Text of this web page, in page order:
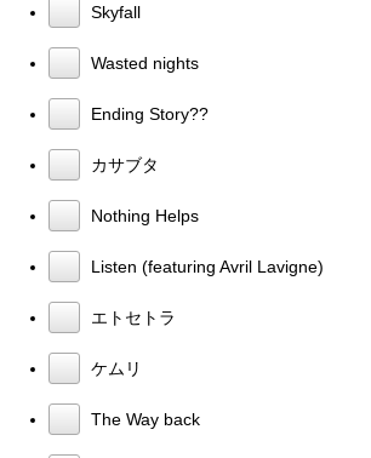
Skyfall
Wasted nights
Ending Story??
カサブタ
Nothing Helps
Listen (featuring Avril Lavigne)
エトセトラ
ケムリ
The Way back